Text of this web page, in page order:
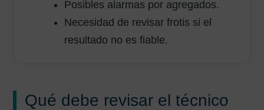
Posibles alarmas por agregados.
Necesidad de revisar frotis si el
resultado no es fiable.
Qué debe revisar el técnico